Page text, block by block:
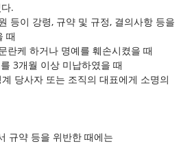
.
등이 강령, 규약 및 규정, 결의사항 등을
때
란케 하거나 명예를 훼손시켰을 때
3개월 이상 미납하였을 때
당사자 또는 조직의 대표에게 소명의
규약 등을 위반한 때에는